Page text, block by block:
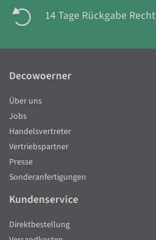
14 Tage Rückgabe Recht
Decowoerner
Über uns
Jobs
Handelsvertreter
Vertriebspartner
Presse
Sonderanfertigungen
Kundenservice
Direktbestellung